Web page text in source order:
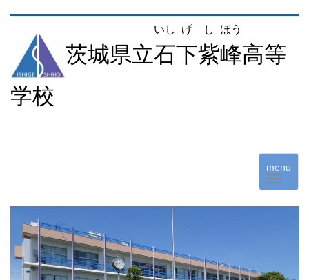
茨城県立石
いし
下
げ
紫
し
峰
ほう
高等
学校
menu